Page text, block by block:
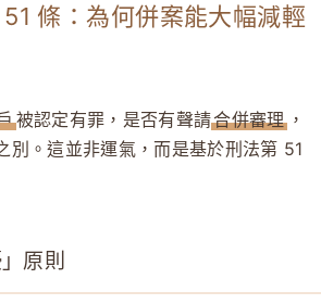
條：為何併案能大幅減輕
被認定有罪，是否有聲請合併審理，
別。這並非運氣，而是基於刑法第 51
原則